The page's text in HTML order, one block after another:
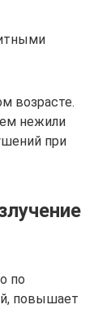
возрасте.
нежили
при
по
повышает